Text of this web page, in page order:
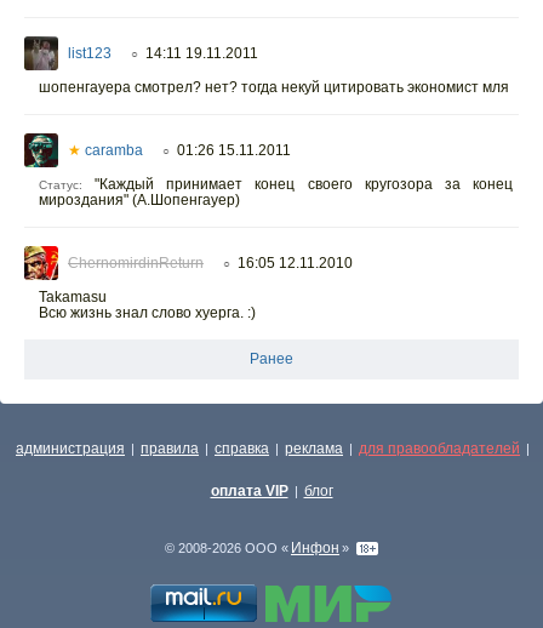
list123 ○ 14:11 19.11.2011
шопенгауера смотрел? нет? тогда некуй цитировать экономист мля
★ caramba ○ 01:26 15.11.2011
Статус:
"Каждый принимает конец своего кругозора за конец
мироздания" (А.Шопенгауер)
ChernomirdinReturn ○ 16:05 12.11.2010
Takamasu
Всю жизнь знал слово хуерга. :)
Ранее
администрация | правила | справка | реклама | для правообладателей |
оплата VIP | блог
© 2008-2026 ООО « Инфон »